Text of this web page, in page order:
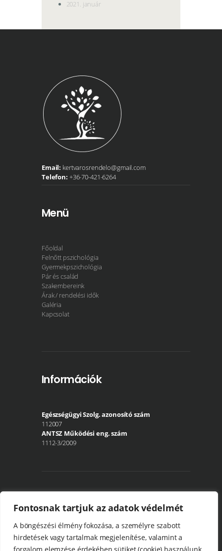
Fontosnak tartjuk az adatok védelmét
A böngészési élmény fokozása, a személyre szabott
hirdetések vagy tartalmak megjelenítése, valamint a
2021. január
Email: kertvarosrendelo@gmail.com
Telefon: +36-70-421-6264
Menü
Főoldal
Felnőtt pszichológia
Gyermekpszichológia
Pár és család
Szakembereink
Árak / rendelési idők
Galéria
Kapcsolat
Információk
Egészségügyi Szolg. azonosító szám
112007
ANTSZ Működési eng. szám
1112-3/2009